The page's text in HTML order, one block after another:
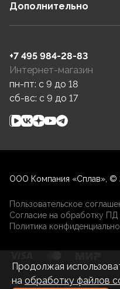
Дополнительно
+7 495 984-28-83
Интернет-магазин
пн-пт: c 9 до 18
сб-вс: c 9 до 17
ООО Компания «Сплав», ©
Пользовательское
Согласие на обработку ПД
Политика
Разработка и развитие
Продолжая
на обработку файлов